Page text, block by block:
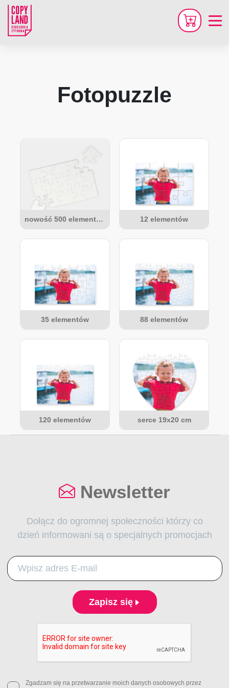
Fotopuzzle
nowość 500 elementów 12 elementów
35 elementów 88 elementów
120 elementów serce 19x20 cm
Newsletter
Dołącz do ogromnej społeczności którzy co
dzień informowani są o specjalnych promocjach
Zapisz się
Zgadzam się na przetwarzanie moich danych osobowych przez